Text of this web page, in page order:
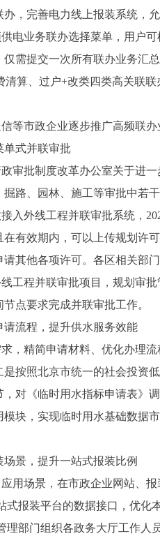
，完善电力线上报装系统，
电业务联办选择菜单，用户
需提交一次所有联办业务汇
清算、过户+改类四类高关联
等市政企业逐步推广高频联
单式并联审批
审批制度改革办公室关于进
路、园林、施工等审批中若
入外线工程并联审批系统，
有效期内，可以上传规划许
其他各项许可。各区相关部
工程并联审批项目，规划审
点要求完成并联审批工作。
请流程，提升供水服务效能
，精简申请材料、优化办理
按照北京市统一的社会投资
对《临时用水指标申请表》
块，实现临时用水基础数据
场景，提升一站式报装比例
用场景，在市政企业网站、
式报装平台的数据接口，优
理部门组织各政务大厅工作